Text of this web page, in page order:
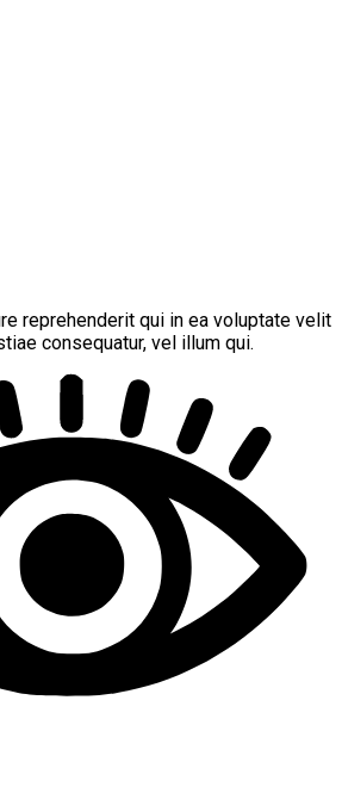
reprehenderit qui in ea voluptate velit
consequatur, vel illum qui.